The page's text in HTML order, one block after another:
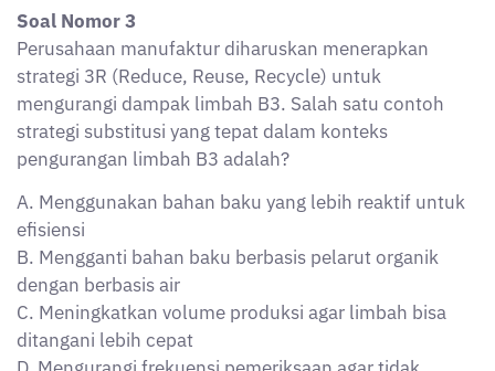
Jawaban: B
Pembahasan:
Substitusi merupakan bagian dari strategi Reduce,
yaitu mengganti bahan berbahaya dengan bahan yang
lebih ramah lingkungan. Penggunaan pelarut berbasis
mengurangi potensi limbah B3. Pilihan lain justru
berpotensi menambah dampak negatif.
Soal Nomor 4
Seorang petugas limbah B3 melakukan pengambilan
sampel dari tumpukan limbah padat yang memiliki
warna dan tekstur yang bervariasi. Untuk memastikan